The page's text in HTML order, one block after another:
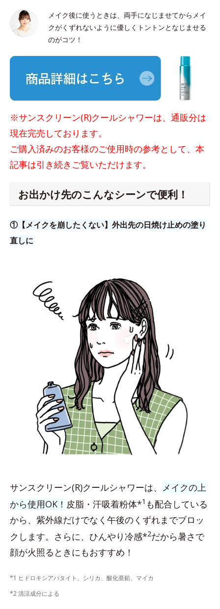
メイク後に使うときは、両手になじませてからメイ
クがくずれないように優しくトントンとなじませる
のがコツ！
※サンスクリーン(R)クールシャワーは、通販分は
現在完売しております。
ご購入済みのお客様のご使用時の参考として、本
記事は引き続きご覧いただけます。
お出かけ先のこんなシーンで便利！
①【メイクを崩したくない】外出先の日焼け止めの塗り
直しに
サンスクリーン(R)クールシャワーは、 メイクの上
から使用OK！ 皮脂・汗吸着粉体*1 も配合している
から、紫外線だけでなく午後のくずれまでブロッ
クします。さらに、ひんやり冷感*2だから暑さで
顔が火照るときにもおすすめ！
*1 ヒドロキシアパタイト、シリカ、酸化亜鉛、マイカ
*2 清涼成分による